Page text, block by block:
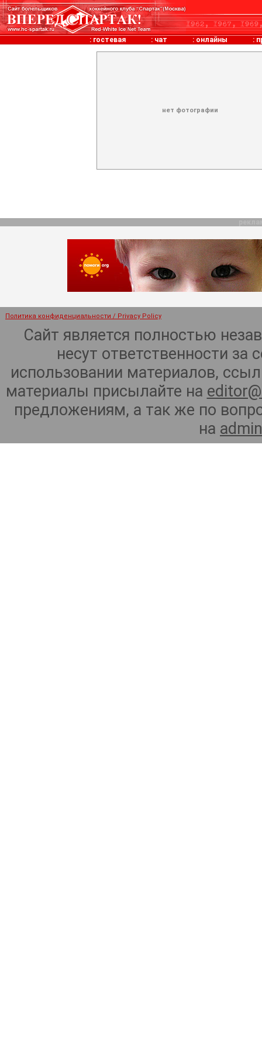
: гостевая : чат : онлайны :
нет фотографии
Политика конфиденциальности / Privacy Policy
Сайт является полностью
несут ответственности
использовании материалов,
материалы присылайте на
предложениям, а так же по
на